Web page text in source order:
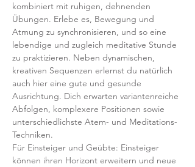
kombiniert mit ruhigen, dehnenden
Übungen. Erlebe es, Bewegung und
Atmung zu synchronisieren, und so eine
lebendige und zugleich meditative Stunde
zu praktizieren. Neben dynamischen,
kreativen Sequenzen erlernst du natürlich
auch hier eine gute und gesunde
Ausrichtung. Dich erwarten variantenreiche
Abfolgen, komplexere Positionen sowie
unterschiedlichste Atem- und Meditations-
Techniken.
Für Einsteiger und Geübte: Einsteiger
können ihren Horizont erweitern und neue